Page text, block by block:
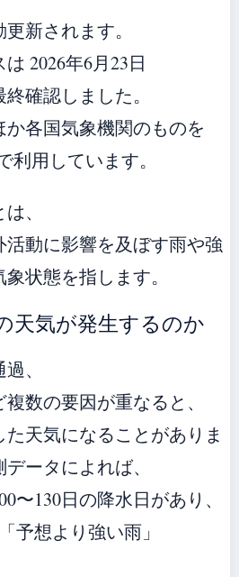
新されます。
2026年6月23日
確認しました。
各国気象機関のものを
利用しています。
、
動に影響を及ぼす雨や強
状態を指します。
天気が発生するのか
、
数の要因が重なると、
天気になることがありま
ータによれば、
〜130日の降水日があり、
予想より強い雨」